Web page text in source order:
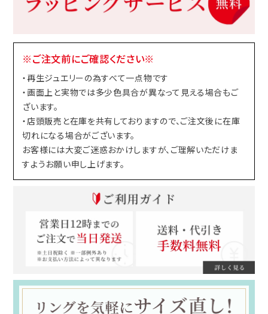
※ご注文前にご確認ください※
・再生ジュエリーの為すべて一点物です
・画面上と実物では多少色具合が異なって見える場合もご
ざいます。
・店頭販売と在庫を共有しておりますので、ご注文後に在庫
切れになる場合がございます。
お客様には大変ご迷惑おかけしますが、ご理解いただけま
すようお願い申し上げます。